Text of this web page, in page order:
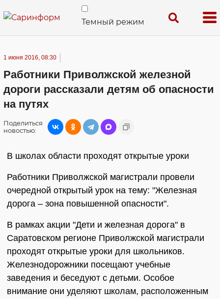
Темный режим
1 июня 2016, 08:30
Работники Приволжской железной
дороги рассказали детям об опасности
на путях
Поделиться
новостью:
В школах области проходят открытые уроки
Работники Приволжской магистрали провели
очередной открытый урок на тему: "Железная
дорога – зона повышенной опасности".
В рамках акции "Дети и железная дорога" в
Саратовском регионе Приволжской магистрали
проходят открытые уроки для школьников.
Железнодорожники посещают учебные
заведения и беседуют с детьми. Особое
внимание они уделяют школам, расположенным